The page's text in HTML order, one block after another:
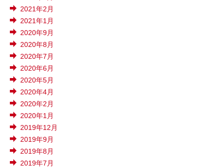
2021年2月
2021年1月
2020年9月
2020年8月
2020年7月
2020年6月
2020年5月
2020年4月
2020年2月
2020年1月
2019年12月
2019年9月
2019年8月
2019年7月